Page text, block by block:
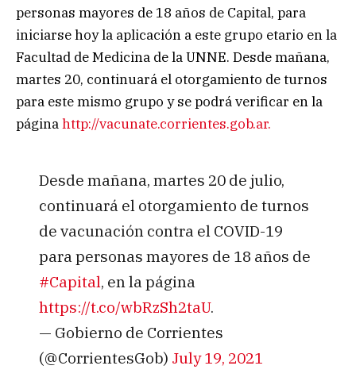
personas mayores de 18 años de Capital, para
iniciarse hoy la aplicación a este grupo etario en la
Facultad de Medicina de la UNNE. Desde mañana,
martes 20, continuará el otorgamiento de turnos
para este mismo grupo y se podrá verificar en la
páginahttp://vacunate.corrientes.gob.ar.
Desde mañana, martes 20 de julio,
continuará el otorgamiento de turnos
de vacunación contra el COVID-19
para personas mayores de 18 años de
#Capital, en la página
https://t.co/wbRzSh2taU.
— Gobierno de Corrientes
(@CorrientesGob) July 19, 2021